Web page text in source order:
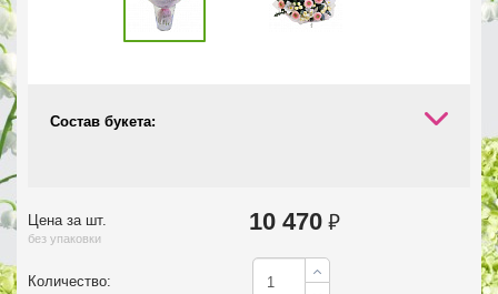
Состав букета:
Цена за шт.
без упаковки
10 470 ₽
Количество: